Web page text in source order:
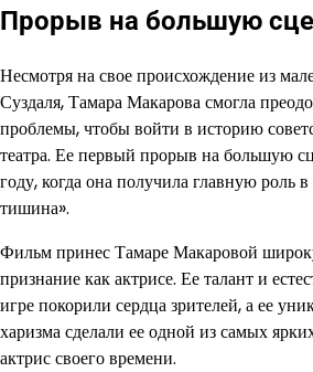
Прорыв на большую
Несмотря на свое происхождение из
Суздаля, Тамара Макарова смогла
проблемы, чтобы войти в историю
театра. Ее первый прорыв на большую
году, когда она получила главную роль
тишина».
Фильм принес Тамаре Макаровой
признание как актрисе. Ее талант и
игре покорили сердца зрителей, а ее
харизма сделали ее одной из самых
актрис своего времени.